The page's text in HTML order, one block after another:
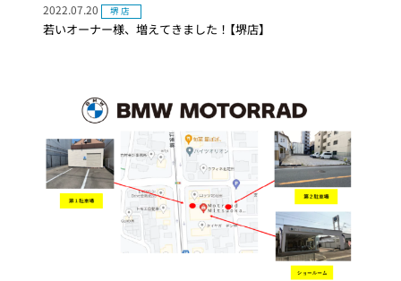
若いオーナー様、増えてきました！【堺店】
2022.07.20 堺店